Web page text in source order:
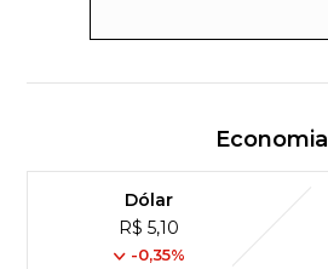
Economia
Dólar
R$ 5,10
-0,35%